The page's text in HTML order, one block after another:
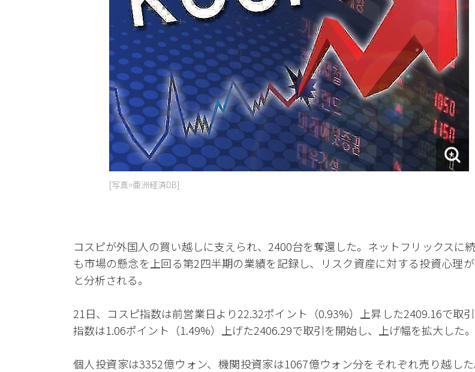
[写真=亜洲経済DB]
コスピが外国人の買い越しに支えられ、2400台を奪還した。ネットフリックスに
も市場の懸念を上回る第2四半期の業績を記録し、リスク資産に対する投資心理
と分析される。
21日、コスピ指数は前営業日より22.32ポイント（0.93%）上昇した2409.16で取引
指数は1.06ポイント（1.49%）上げた2406.29で取引を開始し、上げ幅を拡大した。
個人投資家は3352億ウォン、機関投資家は1067億ウォン分をそれぞれ売り越した